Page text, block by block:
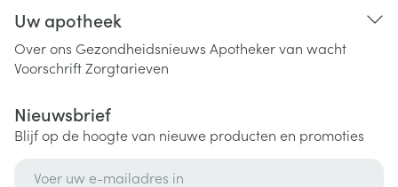
Uw apotheek
Over ons Gezondheidsnieuws Apotheker van wacht
VoorschriftZorgtarieven
Nieuwsbrief
Blijf op de hoogte van nieuwe producten en promoties